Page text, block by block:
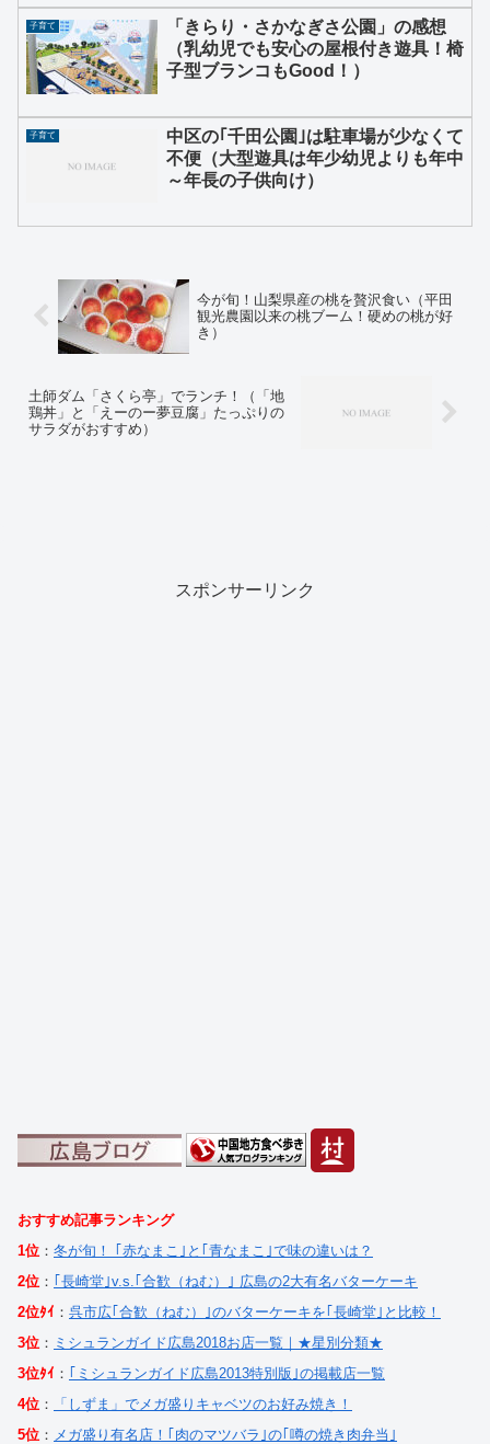
子育て
「きらり・さかなぎさ公園」の感想
（乳幼児でも安心の屋根付き遊具！椅
子型ブランコもGood！）
子育て
中区の｢千田公園｣は駐車場が少なくて
不便（大型遊具は年少幼児よりも年中
～年長の子供向け）
今が旬！山梨県産の桃を贅沢食い（平田
観光農園以来の桃ブーム！硬めの桃が好
き）
土師ダム「さくら亭」でランチ！（「地
鶏丼」と「えーのー夢豆腐」たっぷりの
サラダがおすすめ）
スポンサーリンク
おすすめ記事ランキング
1位 ： 冬が旬！ ｢赤なまこ｣と｢青なまこ｣で味の違いは？
2位 ： ｢長崎堂｣v.s.｢合歓（ねむ）｣ 広島の2大有名バターケーキ
2位ﾀｲ ： 呉市広｢合歓（ねむ）｣のバターケーキを｢長崎堂｣と比較！
3位 ： ミシュランガイド広島2018お店一覧｜★星別分類★
3位ﾀｲ ： ｢ミシュランガイド広島2013特別版｣の掲載店一覧
4位 ：
「しずま」でメガ盛りキャベツのお好み焼き！
5位 ： メガ盛り有名店！｢肉のマツバラ｣の｢噂の焼き肉弁当｣